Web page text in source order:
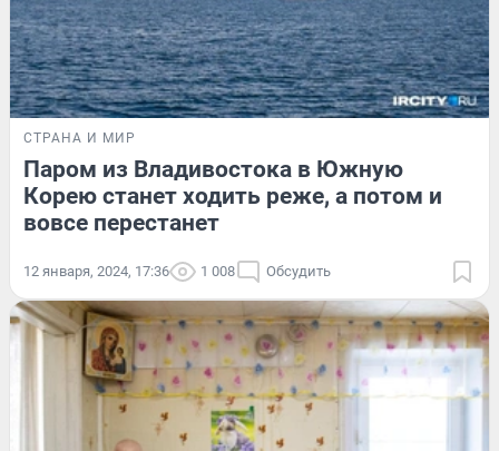
СТРАНА И МИР
Паром из Владивостока в Южную
Корею станет ходить реже, а потом и
вовсе перестанет
12 января, 2024, 17:36 1 008 Обсудить